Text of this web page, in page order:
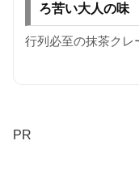
ろ苦い大人の味
行列必至の抹茶クレ
PR